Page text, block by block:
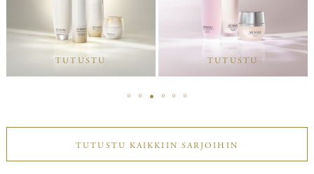
TUTUSTU TUTUSTU
TUTUSTU KAIKKIIN SARJOIHIN